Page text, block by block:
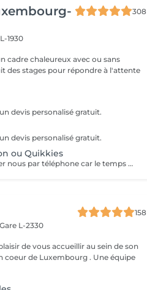
308
1930
cadre chaleureux avec ou sans
des stages pour répondre à l'attente
devis personalisé gratuit.
devis personalisé gratuit.
ou Quikkies
pour pose et dépose contacter nous par téléphone car le temps peut varier
158
Gare L-2330
de vous accueillir au sein de son
de Luxembourg . Une équipe